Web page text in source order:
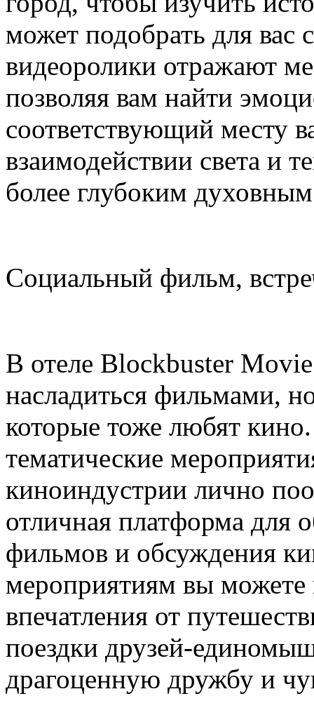
может подобрать для вас
видеоролики отражают
позволяя вам найти
соответствующий месту
взаимодействии света и
более глубоким
Социальный фильм,
В отеле Blockbuster
насладиться фильмами,
которые тоже любят
тематические
киноиндустрии лично
отличная платформа для
фильмов и обсуждения
мероприятиям вы можете
впечатления от
поездки друзей-
драгоценную дружбу и